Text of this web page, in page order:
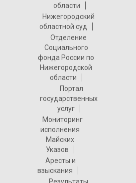
области
Нижегородский
областной суд
Отделение
Социального
фонда России по
Нижегородской
области
Портал
государственных
услуг
Мониторинг
исполнения
Майских
Указов
Аресты и
взыскания